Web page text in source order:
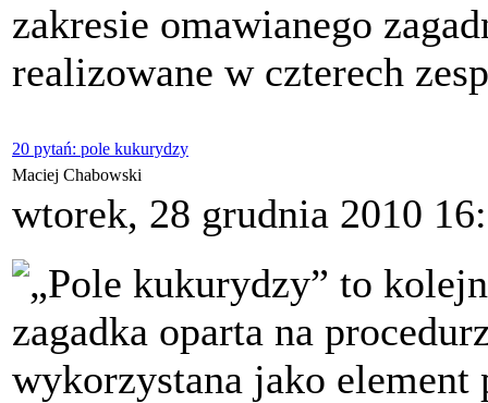
zakresie omawianego
realizowane w czterech
20 pytań: pole kukurydzy
Maciej Chabowski
wtorek, 28 grudnia 2010
„Pole kukurydzy” to
zagadka oparta na
wykorzystana jako